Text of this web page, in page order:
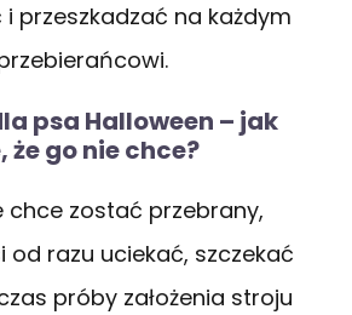
i przeszkadzać na każdym
psa Halloween – jak
że go nie chce?
chce zostać przebrany,
od razu uciekać, szczekać
próby założenia stroju